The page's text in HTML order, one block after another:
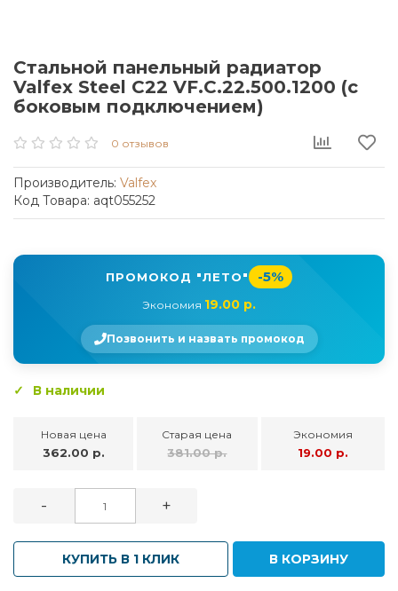
Стальной панельный радиатор
Valfex Steel C22 VF.C.22.500.1200 (с
боковым подключением)
0 отзывов
Производитель: Valfex
Код Товара: aqt055252
ПРОМОКОД "ЛЕТО" -5%
Экономия 19.00 р.
Позвонить и назвать промокод
В наличии
Новая цена
362.00 р.
Старая цена
381.00 р.
Экономия
19.00 р.
- +
КУПИТЬ В 1 КЛИК В КОРЗИНУ